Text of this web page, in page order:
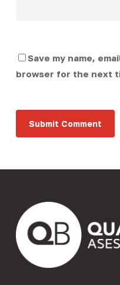
Save my name,
browser for the next